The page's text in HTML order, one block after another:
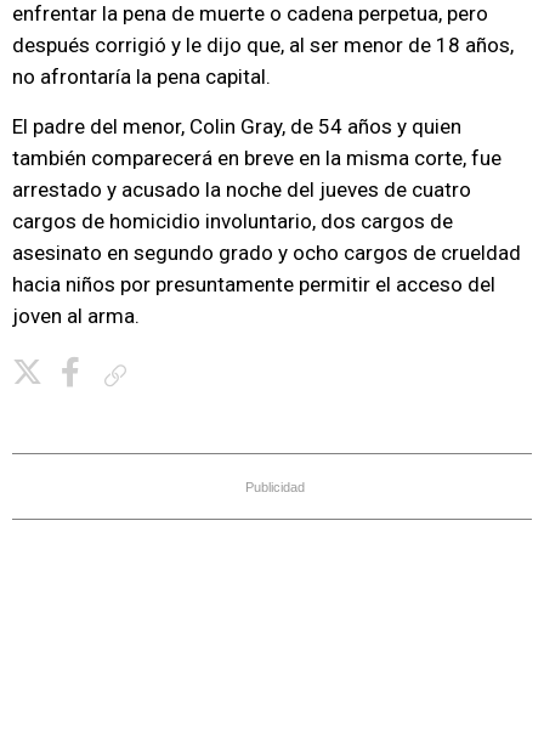
enfrentar la pena de muerte o cadena perpetua, pero
después corrigió y le dijo que, al ser menor de 18 años,
no afrontaría la pena capital.
El padre del menor, Colin Gray, de 54 años y quien
también comparecerá en breve en la misma corte, fue
arrestado y acusado la noche del jueves de cuatro
cargos de homicidio involuntario, dos cargos de
asesinato en segundo grado y ocho cargos de crueldad
hacia niños por presuntamente permitir el acceso del
joven al arma.
Publicidad